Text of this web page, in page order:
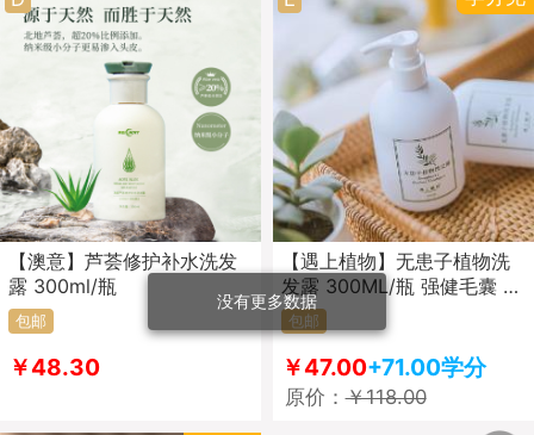
【澳意】芦荟修护补水洗发
露 300ml/瓶
包邮
￥48.30
【遇上植物】无患子植物洗
发露 300ML/瓶 强健毛囊 深
层清洁 清爽蓬松 修复干枯
包邮
￥47.00+71.00学分
原价：￥118.00
没有更多数据